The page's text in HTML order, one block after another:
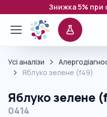
Знижка 5% при
Усі аналізи
Яблуко зелене (f49)
Яблуко зелене
0414